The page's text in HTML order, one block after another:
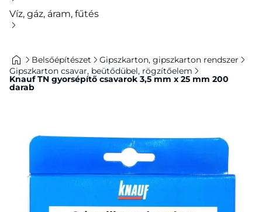
Víz, gáz, áram, fűtés
Belsőépítészet
Gipszkarton, gipszkarton rendszer
Gipszkarton csavar, beütődübel, rögzítőelem
Knauf TN gyorsépítő csavarok 3,5 mm x 25 mm 200
darab